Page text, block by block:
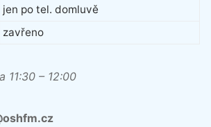
jen po tel. domluvě
zavřeno
11:30 – 12:00